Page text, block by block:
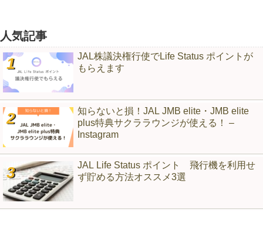
人気記事
JAL株議決権行使でLife Status ポイントが
もらえます
知らないと損！JAL JMB elite・JMB elite
plus特典サクララウンジが使える！ –
Instagram
JAL Life Status ポイント 飛行機を利用せ
ず貯める方法オススメ3選